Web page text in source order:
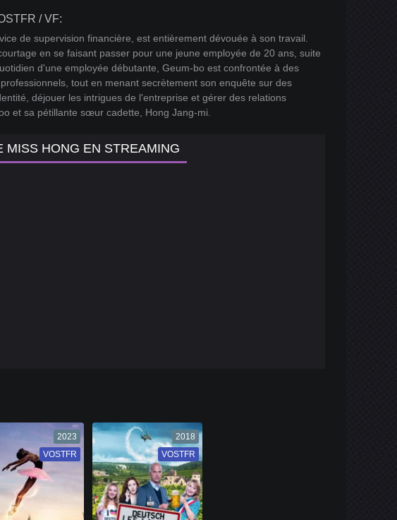
/ VF:
de supervision financière, est entièrement dévouée à son travail.
en se faisant passer pour une jeune employée de 20 ans, suite
d'une employée débutante, Geum-bo est confrontée à des
tout en menant secrètement son enquête sur des
déjouer les intrigues de l'entreprise et gérer des relations
et sa pétillante sœur cadette, Hong Jang-mi.
MISS HONG EN STREAMING
2023
VF
VOSTFR
2018
VF
VOSTFR